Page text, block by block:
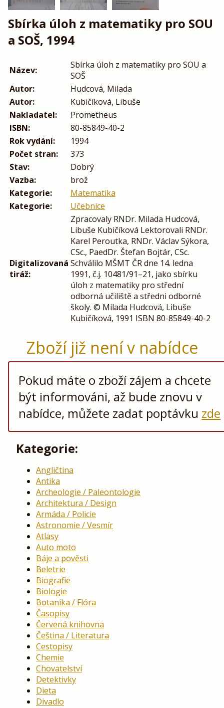
Sbírka úloh z matematiky pro SOU
a SOŠ, 1994
Název:
Sbírka úloh z matematiky pro SOU a
SOŠ
Autor:
Hudcová, Milada
Autor:
Kubičíková, Libuše
Nakladatel:
Prometheus
ISBN:
80-85849-40-2
Rok vydání:
1994
Počet stran:
373
Stav:
Dobrý
Vazba:
brož
Kategorie:
Matematika
Kategorie:
Učebnice
Digitalizovaná
tiráž:
Zpracovaly RNDr. Milada Hudcová,
Libuše Kubičíková Lektorovali RNDr.
Karel Peroutka, RNDr. Václav Sýkora,
CSc., PaedDr. Štefan Bojtár, CSc.
Schválilo MŠMT ČR dne 14. ledna
1991, č.j. 10481/91–21, jako sbírku
úloh z matematiky pro střední
odborná učiliště a středni odborné
školy. © Milada Hudcová, Libuše
Kubičíková, 1991 ISBN 80-85849-40-2
Zboží již není v nabídce
Pokud máte o zboží zájem a chcete
být informováni, až bude znovu v
nabídce, můžete zadat poptávku zde
Kategorie:
Angličtina
Antika
Archeologie / Paleontologie
Architektura / Design
Armáda / Policie
Astronomie / Vesmír
Atlasy
Auto moto
Báje a pověsti
Beletrie
Biografie
Biologie
Botanika / Flóra
Časopisy
Červená knihovna
Čeština / Literatura
Cestopisy
Chemie
Chovatelství
Detektivky
Dieta
Divadlo